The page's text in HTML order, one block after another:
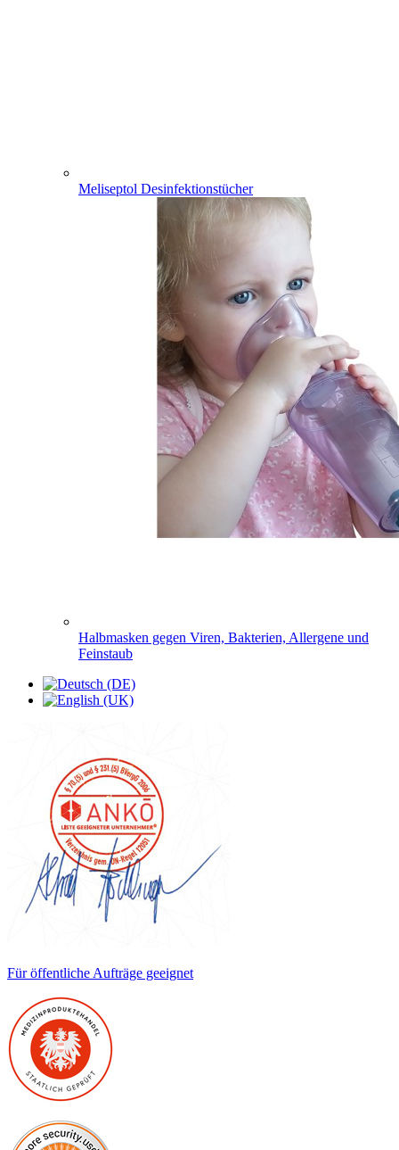
Meliseptol Desinfektionstücher
Halbmasken gegen Viren, Bakterien, Allergene und
Feinstaub
Für öffentliche Aufträge geeignet